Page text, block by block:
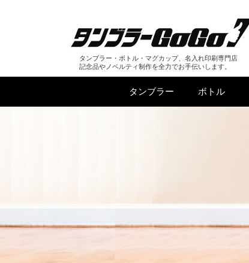
タンブラー・ボトル・マグカップ、名入れ印刷専門店
記念品やノベルティ制作を全力でお手伝いします。
タンブラー ボトル